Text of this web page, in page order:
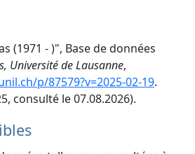
(1971 - )", Base de données
Université de Lausanne,
p/87579?v=2025-02-19.
consulté le 07.08.2026).